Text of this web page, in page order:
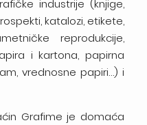
industrije (knjige,
katalozi, etikete,
reprodukcije,
i kartona, papirna
vrednosne papiri…) i
Grafime je domaća